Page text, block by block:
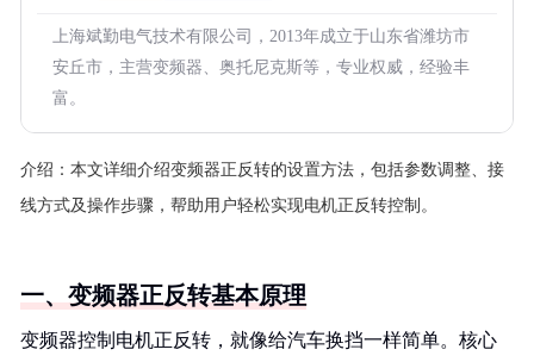
上海斌勤电气技术有限公司，2013年成立于山东省潍坊市
安丘市，主营变频器、奥托尼克斯等，专业权威，经验丰
富。
介绍： 本文详细介绍变频器正反转的设置方法，包括参数调整、接
线方式及操作步骤，帮助用户轻松实现电机正反转控制。
一、变频器正反转基本原理
变频器控制电机正反转，就像给汽车换挡一样简单。核心